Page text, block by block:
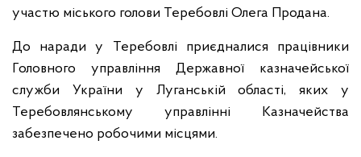
участю міського голови Теребовлі Олега Продана.
До наради у Теребовлі приєдналися працівники
Головного управління Державної казначейської
служби України у Луганській області, яких у
Теребовлянському управлінні Казначейства
забезпечено робочими місцями.